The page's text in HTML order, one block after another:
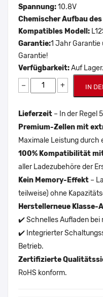
Spannung:10.8V
Chemischer Aufbau
Kompatibles Modell:
Garantie:1 Jahr Garantie
Garantie!
Verfügbarkeit:Auf Lager.
− + IN
Lieferzeit – In der Regel
Premium-Zellen mit
Maximale Leistung durch
100% Kompatibilität
aller Ladezubehöre der
Kein Memory-Effekt –
teilweise) ohne
Herstellerneue
✔️ Schnelles Aufladen bei
✔️ Integrierter
Betrieb.
Zertifizierte
RoHS konform.